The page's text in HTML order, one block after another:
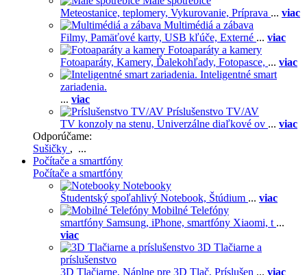
Meteostanice, teplomery, Vykurovanie, Príprava ... viac
Multimédiá a zábava
Filmy, Pamäťové karty, USB kľúče, Externé ... viac
Fotoaparáty a kamery
Fotoaparáty, Kamery, Ďalekohľady, Fotopasce, ... viac
Inteligentné smart
zariadenia.
... viac
Príslušenstvo TV/AV
TV konzoly na stenu, Univerzálne diaľkové ov ... viac
Odporúčame:
Sušičky , ...
Počítače a smartfóny
Počítače a smartfóny
Notebooky
Študentský spoľahlivý Notebook, Štúdium ... viac
Mobilné Telefóny
smartfóny Samsung, iPhone, smartfóny Xiaomi, t ...
viac
3D Tlačiarne a
príslušenstvo
3D Tlačiarne, Náplne pre 3D Tlač, Príslušen ... viac